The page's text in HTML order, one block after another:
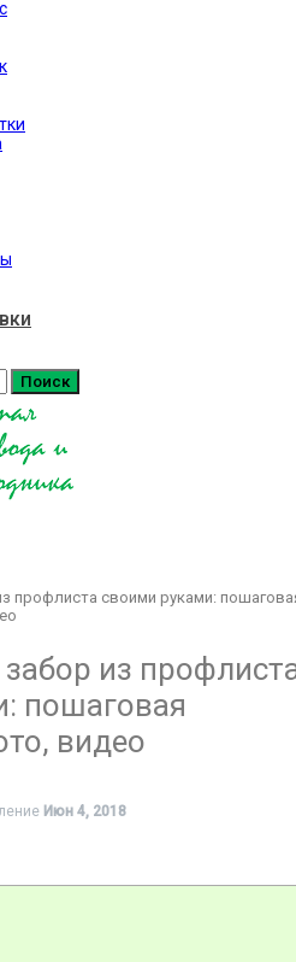
профлиста своими руками:
из
пошаговая
видео
Июн 4, 2018